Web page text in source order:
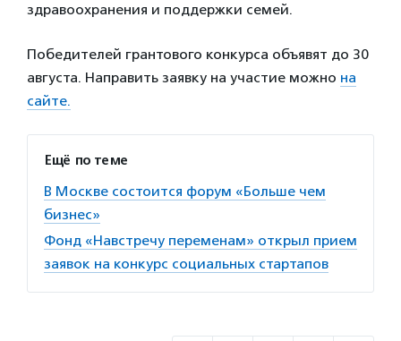
здравоохранения и поддержки семей.
Победителей грантового конкурса объявят до 30
августа. Направить заявку на участие можно на
сайте.
Ещё по теме
В Москве состоится форум «Больше чем
бизнес»
Фонд «Навстречу переменам» открыл прием
заявок на конкурс социальных стартапов